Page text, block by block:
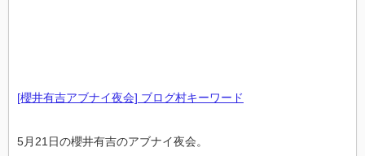
[櫻井有吉アブナイ夜会] ブログ村キーワード
5月21日の櫻井有吉のアブナイ夜会。